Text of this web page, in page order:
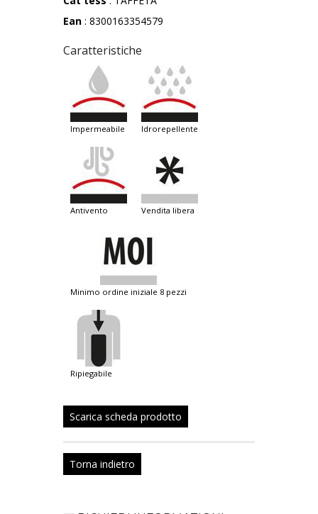
Ean : 8300163354579
Caratteristiche
impermeabile idrorepellente
antivento vendita libera
minimo ordine iniziale 8 pezzi
ripiegabile
Scarica scheda prodotto
Torna indietro